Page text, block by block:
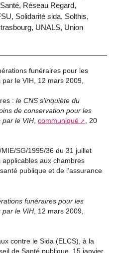
Réseau Regard,
Solidarité sida, Solthis,
UNALS, Union
funéraires pour les
le VIH, 12 mars 2009,
: le CNS s’inquiète du
de conservation pour les
par le VIH communiqué
, 20
SG/1995/36 du 31 juillet
aux chambres
publique et de l’assurance
funéraires pour les
par le VIH , 12 mars 2009,
contre le Sida (ELCS), à la
de Santé publique, 15 janvier